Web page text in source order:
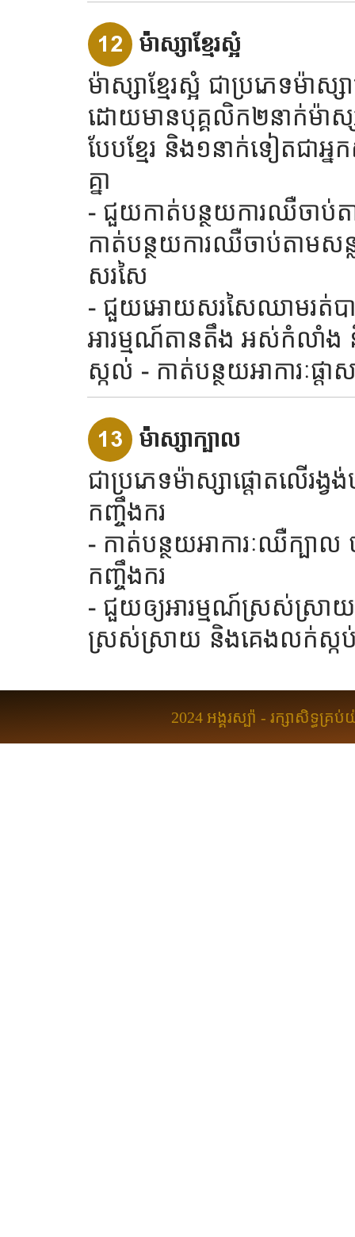
12 ម៉ាស្សាខ្មែរស្អំ
ម៉ាស្សាខ្មែរស្អំ ជាប្រភេទម៉ា
ដោយមានបុគ្គលិក២នាក់ម៉ាស្
បែបខ្មែរ និង១នាក់ទៀតជា
គ្នា
- ជួយកាត់បន្ថយការឈឺចាប់
កាត់បន្ថយការឈឺចាប់តាមសន្ល
សរសៃ
- ជួយអោយសរសៃឈាមរត់បា
អារម្មណ៍តានតឹង អស់កំលាំង
ស្កល់ - កាត់បន្ថយអាការៈផ្ត
13 ម៉ាស្សាក្បាល
ជាប្រភេទម៉ាស្សាផ្តោតលើរង្
កញ្ចឹងករ
- កាត់បន្ថយអាការៈឈឺក្បា
កញ្ចឹងករ
- ជួយឲ្យអារម្មណ៍ស្រស់ស្រា
ស្រស់ស្រាយ និងគេងលក់ស្ក
2024 អង្គរស្ប៉ា - រក្សាសិទ្ធគ្